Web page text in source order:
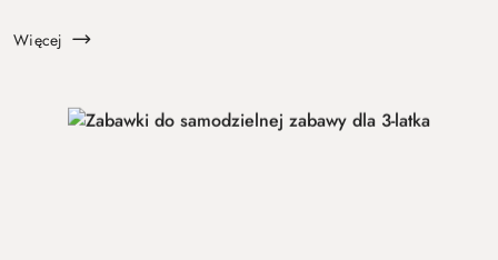
możliwość sam...
Więcej